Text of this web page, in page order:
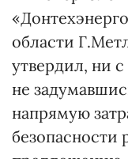
области
утвердил, ни
не
напрямую
безопасности